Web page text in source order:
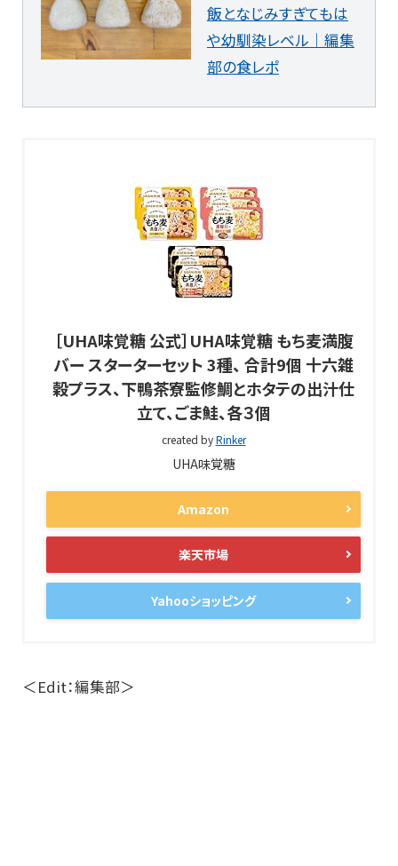
飯となじみすぎてもは
や幼馴染レベル｜編集
部の食レポ
［UHA味覚糖 公式］UHA味覚糖 もち麦満腹
バー スターターセット 3種、 合計9個 十六雑
穀プラス、下鴨茶寮監修鯛とホタテの出汁仕
立て、ごま鮭、各３個
created byRinker
UHA味覚糖
Amazon
楽天市場
Yahooショッピング
＜Edit：編集部＞